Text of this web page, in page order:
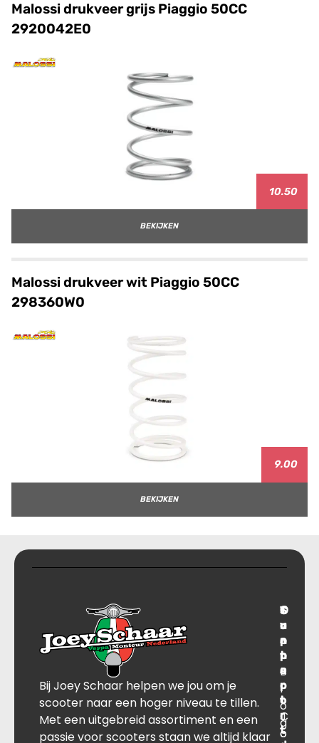
Malossi drukveer grijs Piaggio 50CC
2920042E0
10.50
BEKIJKEN
Malossi drukveer wit Piaggio 50CC
298360W0
9.00
BEKIJKEN
Bij Joey Schaar helpen we jou om je
scooter naar een hoger niveau te tillen.
Met een uitgebreid assortiment en een
passie voor scooters staan we altijd klaar
T
r
a
n
s
p
o
r
t
O
v
e
r
B
l
o
g
S
u
p
p
o
r
t
C
o
C
o
n
t
a
c
t
J
o